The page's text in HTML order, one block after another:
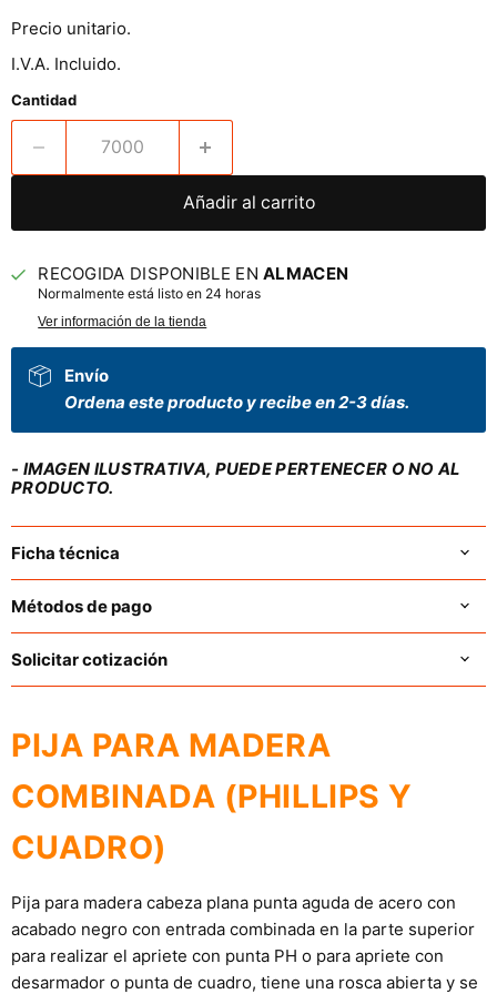
Precio unitario.
I.V.A. Incluido.
Cantidad
Añadir al carrito
RECOGIDA DISPONIBLE ENALMACEN
Normalmente está listo en 24 horas
Ver información de la tienda
Envío
Ordena este producto y recibe en 2-3 días.
- IMAGEN ILUSTRATIVA, PUEDE PERTENECER O NO AL
PRODUCTO.
Ficha técnica
Métodos de pago
Solicitar cotización
PIJA PARA MADERA
COMBINADA (PHILLIPS Y
CUADRO)
Pija para madera cabeza plana punta aguda de acero con
acabado negro con entrada combinada en la parte superior
para realizar el apriete con punta PH o para apriete con
desarmador o punta de cuadro, tiene una rosca abierta y se